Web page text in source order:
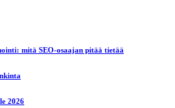
mitä SEO-osaajan pitää tietää
2026